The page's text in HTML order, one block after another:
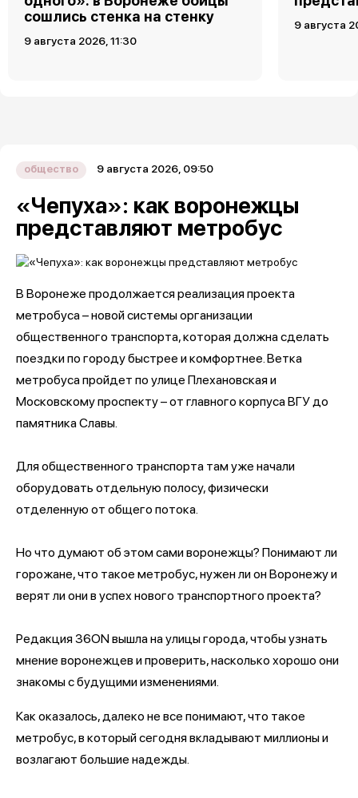
сошлись стенка на стенку
9 августа 2026, 11:30
9 августа
общество 9 августа 2026, 09:50
«Чепуха»: как воронежцы
представляют метробус
В Воронеже продолжается реализация проекта
метробуса – новой системы организации
общественного транспорта, которая должна сделать
поездки по городу быстрее и комфортнее. Ветка
метробуса пройдет по улице Плехановская и
Московскому проспекту – от главного корпуса ВГУ до
памятника Славы.
Для общественного транспорта там уже начали
оборудовать отдельную полосу, физически
отделенную от общего потока.
Но что думают об этом сами воронежцы? Понимают ли
горожане, что такое метробус, нужен ли он Воронежу и
верят ли они в успех нового транспортного проекта?
Редакция 36ON вышла на улицы города, чтобы узнать
мнение воронежцев и проверить, насколько хорошо они
знакомы с будущими изменениями.
Как оказалось, далеко не все понимают, что такое
метробус, в который сегодня вкладывают миллионы и
возлагают большие надежды.